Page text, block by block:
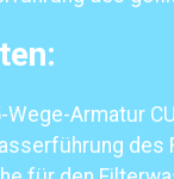
Armatur
des